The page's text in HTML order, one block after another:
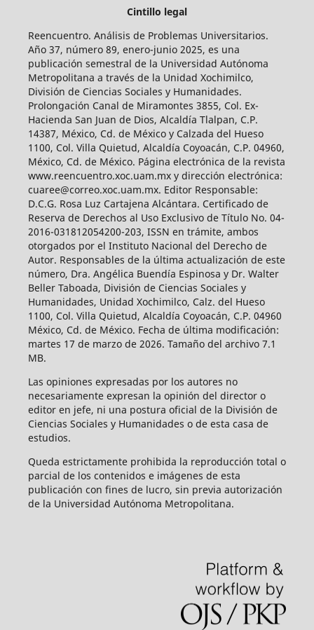
Cintillo legal
Reencuentro. Análisis de Problemas Universitarios.
Año 37, número 89, enero-junio 2025, es una
publicación semestral de la Universidad Autónoma
Metropolitana a través de la Unidad Xochimilco,
División de Ciencias Sociales y Humanidades.
Prolongación Canal de Miramontes 3855, Col. Ex-
Hacienda San Juan de Dios, Alcaldía Tlalpan, C.P.
14387, México, Cd. de México y Calzada del Hueso
1100, Col. Villa Quietud, Alcaldía Coyoacán, C.P. 04960,
México, Cd. de México. Página electrónica de la revista
www.reencuentro.xoc.uam.mx y dirección electrónica:
cuaree@correo.xoc.uam.mx. Editor Responsable:
D.C.G. Rosa Luz Cartajena Alcántara. Certificado de
Reserva de Derechos al Uso Exclusivo de Título No. 04-
2016-031812054200-203, ISSN en trámite, ambos
otorgados por el Instituto Nacional del Derecho de
Autor. Responsables de la última actualización de este
número, Dra. Angélica Buendía Espinosa y Dr. Walter
Beller Taboada, División de Ciencias Sociales y
Humanidades, Unidad Xochimilco, Calz. del Hueso
1100, Col. Villa Quietud, Alcaldía Coyoacán, C.P. 04960
México, Cd. de México. Fecha de última modificación:
martes 17 de marzo de 2026. Tamaño del archivo 7.1
MB.
Las opiniones expresadas por los autores no
necesariamente expresan la opinión del director o
editor en jefe, ni una postura oficial de la División de
Ciencias Sociales y Humanidades o de esta casa de
estudios.
Queda estrictamente prohibida la reproducción total o
parcial de los contenidos e imágenes de esta
publicación con fines de lucro, sin previa autorización
de la Universidad Autónoma Metropolitana.